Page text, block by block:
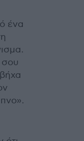
ένα
σου